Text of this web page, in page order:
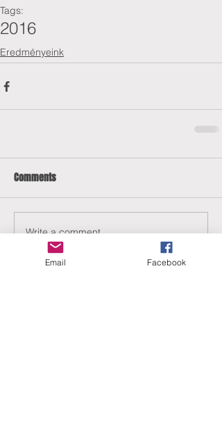
Tags:
2016
Eredményeink
Comments
Write a comment...
Email Facebook